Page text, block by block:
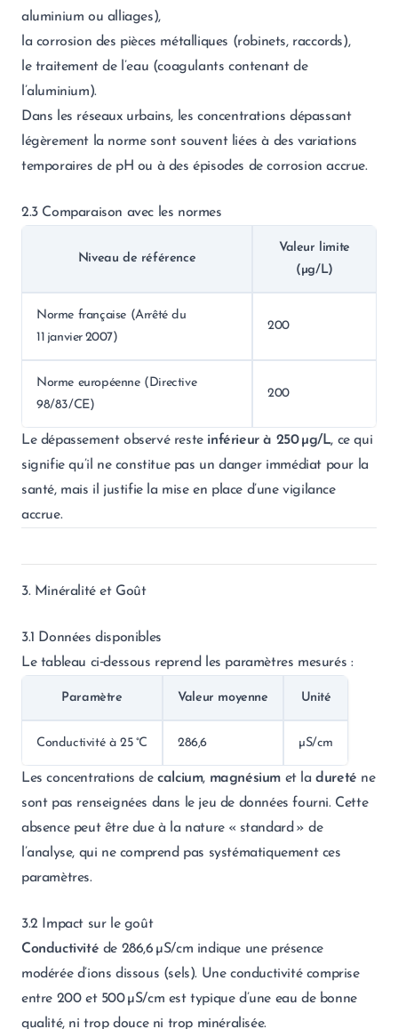
aluminium ou alliages),
la corrosion des pièces métalliques (robinets, raccords),
le traitement de l’eau (coagulants contenant de
l’aluminium).
Dans les réseaux urbains, les concentrations dépassant
légèrement la norme sont souvent liées à des variations
temporaires de pH ou à des épisodes de corrosion accrue.
2.3 Comparaison avec les normes
Niveau de référence
Valeur limite
(µg/L)
Norme française (Arrêté du
11 janvier 2007)
200
Norme européenne (Directive
98/83/CE)
200
Le dépassement observé reste inférieur à 250 µg/L, ce qui
signifie qu’il ne constitue pas un danger immédiat pour la
santé, mais il justifie la mise en place d’une vigilance
accrue.
3. Minéralité et Goût
3.1 Données disponibles
Le tableau ci‑dessous reprend les paramètres mesurés :
Paramètre Valeur moyenne Unité
Conductivité à 25 °C 286,6 µS/cm
Les concentrations decalcium, magnésium et ladureté ne
sont pas renseignées dans le jeu de données fourni. Cette
absence peut être due à la nature « standard » de
l’analyse, qui ne comprend pas systématiquement ces
paramètres.
3.2 Impact sur le goût
Conductivité de 286,6 µS/cm indique une présence
modérée d’ions dissous (sels). Une conductivité comprise
entre 200 et 500 µS/cm est typique d’une eau de bonne
qualité, ni trop douce ni trop minéralisée.